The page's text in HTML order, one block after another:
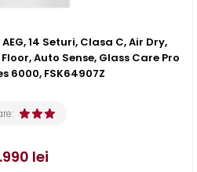
14 Seturi, Clasa C, Air Dry,
Auto Sense, Glass Care Pro
6000, FSK64907Z
lei